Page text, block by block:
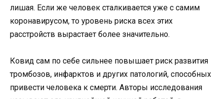
лишая. Если же человек сталкивается уже с самим
коронавирусом, то уровень риска всех этих
расстройств вырастает более значительно.
Ковид сам по себе сильнее повышает риск развития
тромбозов, инфарктов и других патологий, способных
привести человека к смерти. Авторы исследования